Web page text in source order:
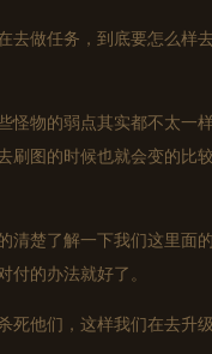
做任务，到底要怎么样
物的弱点其实都不太一
刷图的时候也就会变的比
楚了解一下我们这里面
付的办法就好了。
他们，这样我们在去升